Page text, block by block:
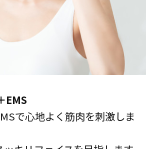
EMS
で心地よく筋肉を刺激しま